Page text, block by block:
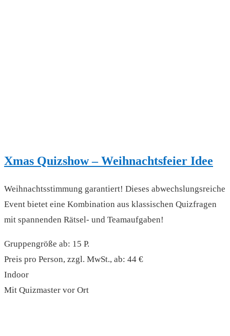
Xmas Quizshow – Weihnachtsfeier Idee
Weihnachtsstimmung garantiert! Dieses abwechslungsreiche
Event bietet eine Kombination aus klassischen Quizfragen
mit spannenden Rätsel- und Teamaufgaben!
Gruppengröße ab: 15 P.
Preis pro Person, zzgl. MwSt., ab: 44 €
Indoor
Mit Quizmaster vor Ort